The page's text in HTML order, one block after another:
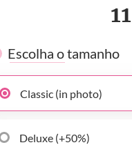
Escolha o tamanho
Classic (in photo)
Deluxe (+50%)